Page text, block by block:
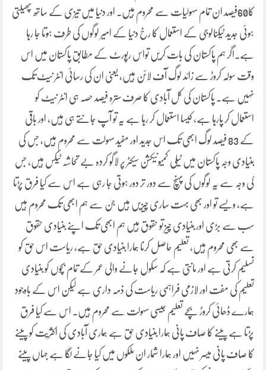
کا60فیصد ان تمام سہولیات سے محروم ہیں۔ اور دنیا میں تیزی کے ساتھ پھیلتی
ہوئی جدید ٹیکنالوجی کے استعمال کا رخ دنیا کے امیر لوگوں کی طرف ہوتا جا رہا
ہے۔اگر ہم پاکستان کی بات کریں تواس رپورٹ کے مطابق پاکستان میں اس
وقت سولہ کروڑ سے زائد لوگ آف لائن ہیں، یعنی ان کی رسائی انٹر نیٹ تک
نہیں ہے۔ پاکستان کی کل آبادی کا صرف سترہ فیصد حصہ ہی انٹر نیٹ کو
استعمال کر پارہا ہے، کیسا استعمال کر رہا ہے یہ تو آپ جانتے ہی ہیں، اور باقی
کے 83 فیصد لوگ ابھی تک اس جدید اور مفید سہولت سے محروم ہیں، جس کی
بنیادی وجہ پاکستان میں ٹیلی کمیونیکشن سیکٹر پر لاگو کردہ بے تحاشہ ٹیکس ہیں، جس
کی وجہ سے یہ لوگوں کی پہنچ سے دور تر دور ہوتی جا رہی ہے اس سے کیا فرق پڑتا
ہے، ویسے تو اور بھی بہت ساری چیزیں ہیں جن سے ہم ابھی تک محروم ہیں
سب سے بڑی اور بنیادی چیز تو حقوق ہیں ہم ابھی تک اپنے بنیادی حقوق
سے بھی محروم ہیں، تعلیم حاصل کرنا ہمارا بنیادی حق ہے، ریاست اس حق کو
تسلیم کرتی ہے اور مانتی ہے کہ سکول جانے والی عمر کے تمام بچوں کو بنیادی
تعلیم کی مفت اور لازمی فراہمی ریاست کی ذمہ داری ہے لیکن اس کے باوجود
ہمارے ڈھائی کروڑ بچے تعلیم جیسی سہولت سے محروم ہیں۔ اس سے کیا فرق
پڑتا ہے پینے کا صاف پانی ہمارا بنیادی حق ہے ہماری آبادی کی اکثریت کو پینے
کا صاف پانی میسر نہیں اور ہمارا شمار ان ملکوں میں کیا جانے لگا ہے جہاں پینے